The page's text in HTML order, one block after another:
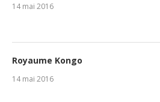
14 mai 2016
Royaume Kongo
14 mai 2016